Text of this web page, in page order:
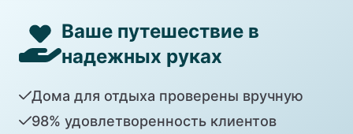
Ваше путешествие в
надежных руках
Дома для отдыха проверены вручную
98% удовлетворенность клиентов